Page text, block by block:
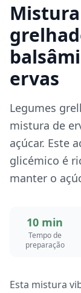
ervas
Legumes
mistura de
açúcar. Este
glicémico é
manter o
10 min
Tempo de
preparação
Esta mistura